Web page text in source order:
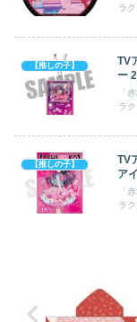
ラ
【推しの子】
TV
ー
「
ラ
【推しの子】
TV
ア
「
ラ